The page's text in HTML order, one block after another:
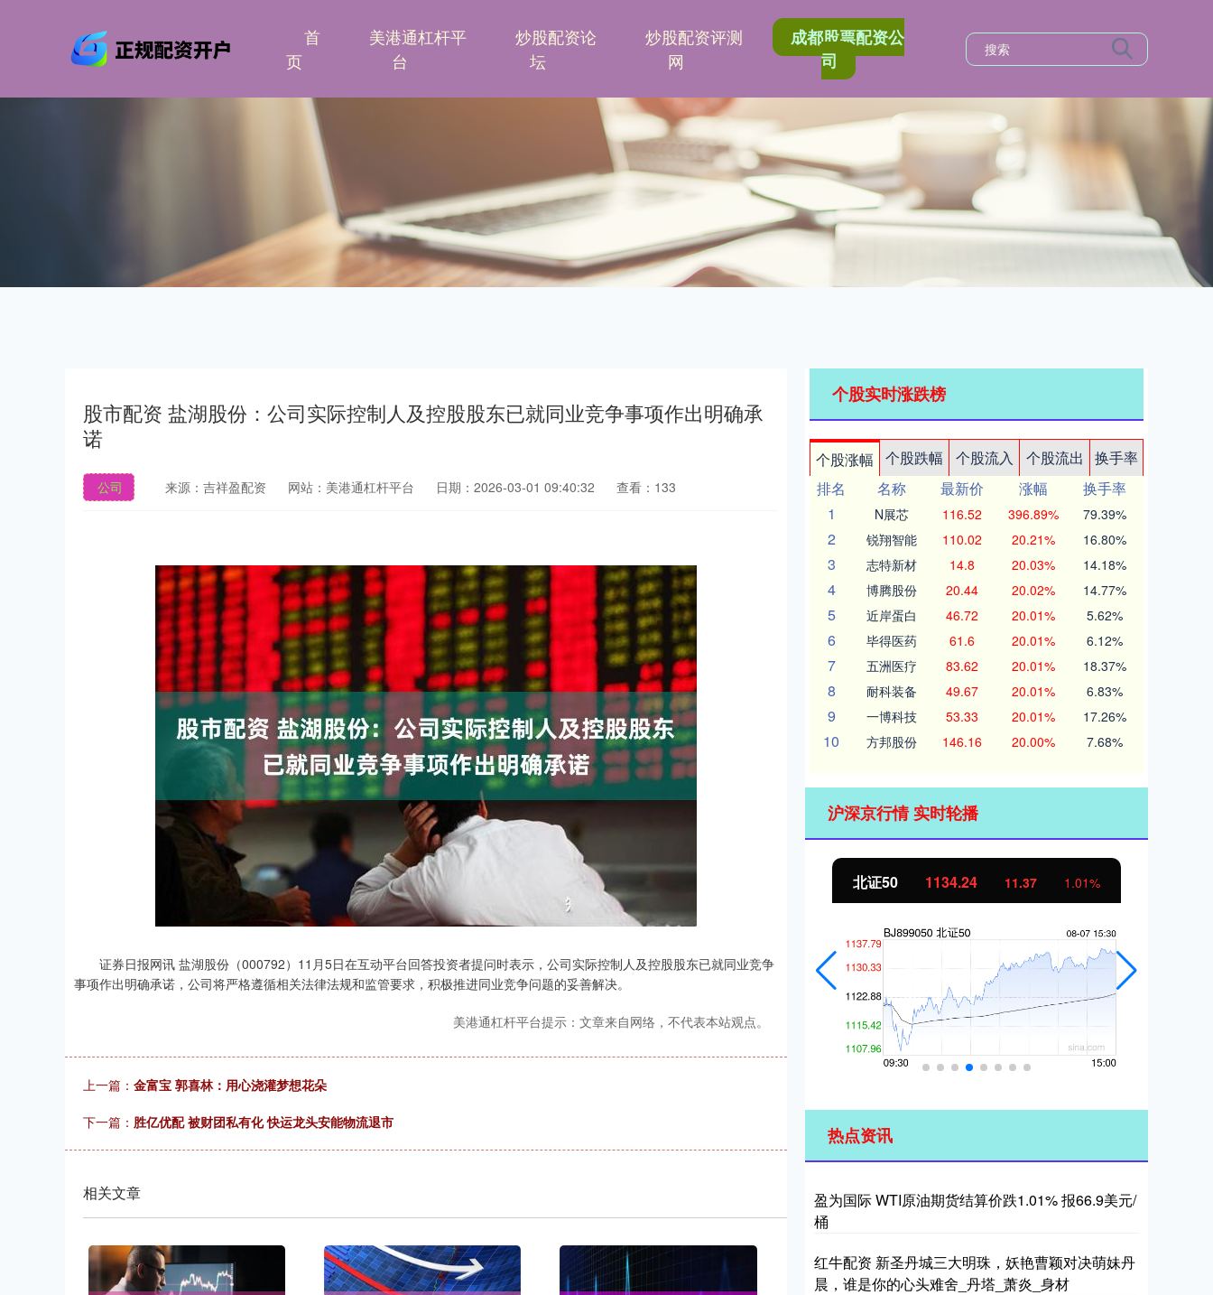
首
页
美港通杠杆平
台
炒股配资论
坛
炒股配资评测
网
成都股票配资公
司
股市配资 盐湖股份：公司实际控制人及控股股东已就同业竞争事项作出明确承
诺
公司 来源：吉祥盈配资 网站：美港通杠杆平台 日期：2026-03-01 09:40:32 查看：133
证券日报网讯 盐湖股份（000792）11月5日在互动平台回答投资者提问时表示，公司实际控制人及控股股东已就同业竞争
事项作出明确承诺，公司将严格遵循相关法律法规和监管要求，积极推进同业竞争问题的妥善解决。
美港通杠杆平台提示：文章来自网络，不代表本站观点。
上一篇： 金富宝 郭喜林：用心浇灌梦想花朵
下一篇： 胜亿优配 被财团私有化 快运龙头安能物流退市
相关文章
个股实时涨跌榜
个股涨幅 个股跌幅 个股流入 个股流出
换手率
排名
名称 最新价 涨幅
换手率
1
N展芯 116.52 396.89% 79.39%
2 锐翔智能 110.02 20.21% 16.80%
3 志特新材 14.8 20.03% 14.18%
4 博腾股份 20.44 20.02% 14.77%
5 近岸蛋白 46.72 20.01% 5.62%
6 毕得医药 61.6 20.01% 6.12%
7 五洲医疗 83.62 20.01% 18.37%
8 耐科装备 49.67 20.01% 6.83%
9 一博科技 53.33 20.01% 17.26%
10 方邦股份 146.16 20.00% 7.68%
沪深京行情 实时轮播
14311.01 200.89 1.42% 4694.44 北证50 1134.24 11.37 1.01%
热点资讯
盈为国际 WTI原油期货结算价跌1.01% 报66.9美元/
桶
红牛配资 新圣丹城三大明珠，妖艳曹颖对决萌妹丹
晨，谁是你的心头难舍_丹塔_萧炎_身材